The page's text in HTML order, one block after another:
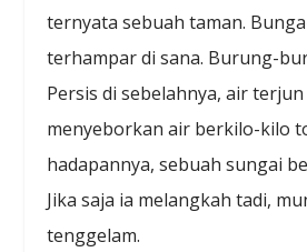
ternyata sebuah taman.
terhampar di sana. Burung-
Persis di sebelahnya, air
menyeborkan air berkilo-kilo
hadapannya, sebuah sungai
Jika saja ia melangkah tadi,
tenggelam.